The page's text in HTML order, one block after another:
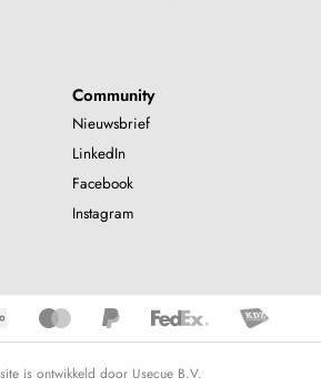
Community
Nieuwsbrief
LinkedIn
Facebook
Instagram
is ontwikkeld door Usecue B.V.